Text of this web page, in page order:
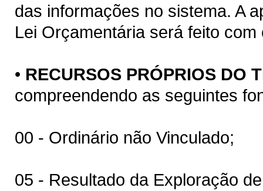
das informações no sistema. A
Lei Orçamentária será feito
• RECURSOS PRÓPRIOS DO
compreendendo as seguintes
00 - Ordinário não Vinculado;
05 - Resultado da Exploração